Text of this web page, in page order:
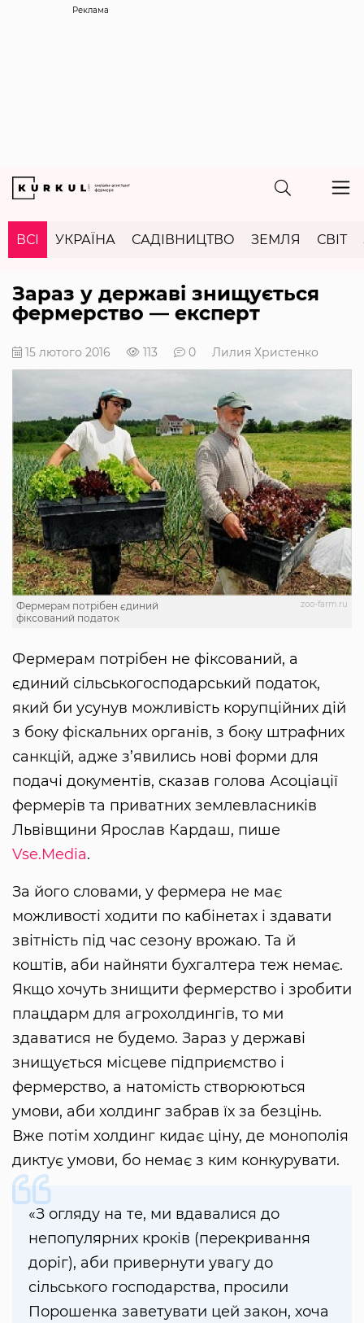
Реклама
ВСІ УКРАЇНА САДІВНИЦТВО ЗЕМЛЯ СВІТ
Зараз у державі знищується
фермерство — експерт
15 лютого 2016 113 0 Лилия Христенко
zoo-farm.ru
Фермерам потрібен єдиний
фіксований податок
Фермерам потрібен не фіксований, а
єдиний сільськогосподарський податок,
який би усунув можливість корупційних дій
з боку фіскальних органів, з боку штрафних
санкцій, адже з’явились нові форми для
подачі документів, сказав голова Асоціації
фермерів та приватних землевласників
Львівщини Ярослав Кардаш, пише
Vse.Media.
За його словами, у фермера не має
можливості ходити по кабінетах і здавати
звітність під час сезону врожаю. Та й
коштів, аби найняти бухгалтера теж немає.
Якщо хочуть знищити фермерство і зробити
плацдарм для агрохолдингів, то ми
здаватися не будемо. Зараз у державі
знищується місцеве підприємство і
фермерство, а натомість створюються
умови, аби холдинг забрав їх за безцінь.
Вже потім холдинг кидає ціну, де монополія
диктує умови, бо немає з ким конкурувати.
«З огляду на те, ми вдавалися до
непопулярних кроків (перекривання
доріг), аби привернути увагу до
сільського господарства, просили
Порошенка заветувати цей закон, хоча